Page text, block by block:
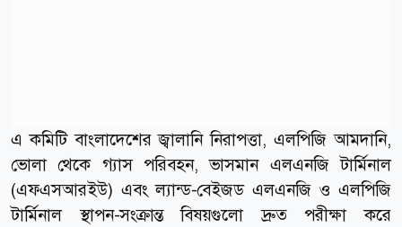
এ কমিটি বাংলাদেশের জ্বালানি নিরাপত্তা, এলপিজি আমদানি,
ভোলা থেকে গ্যাস পরিবহন, ভাসমান এলএনজি টার্মিনাল
(এফএসআরইউ) এবং ল্যান্ড-বেইজড এলএনজি ও এলপিজি
টার্মিনাল স্থাপন-সংক্রান্ত বিষয়গুলো দ্রুত পরীক্ষা করে